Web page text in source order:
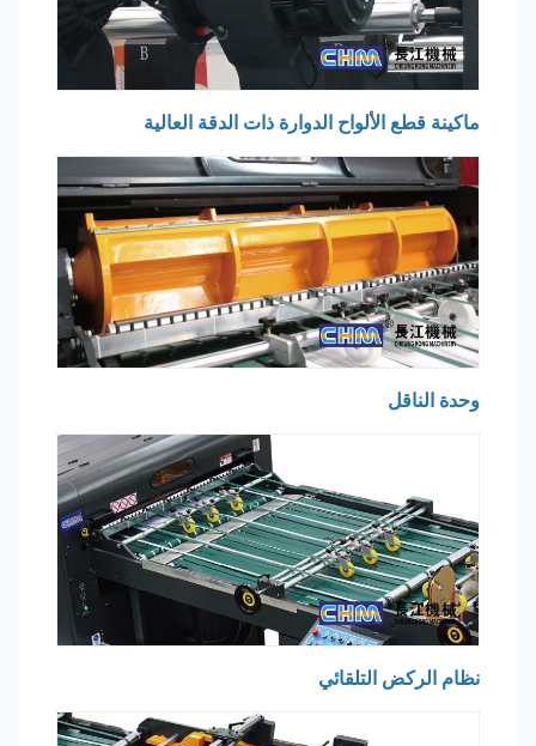
ماكينة قطع الألواح الدوارة ذات الدقة العالية
وحدة الناقل
نظام الركض التلقائي